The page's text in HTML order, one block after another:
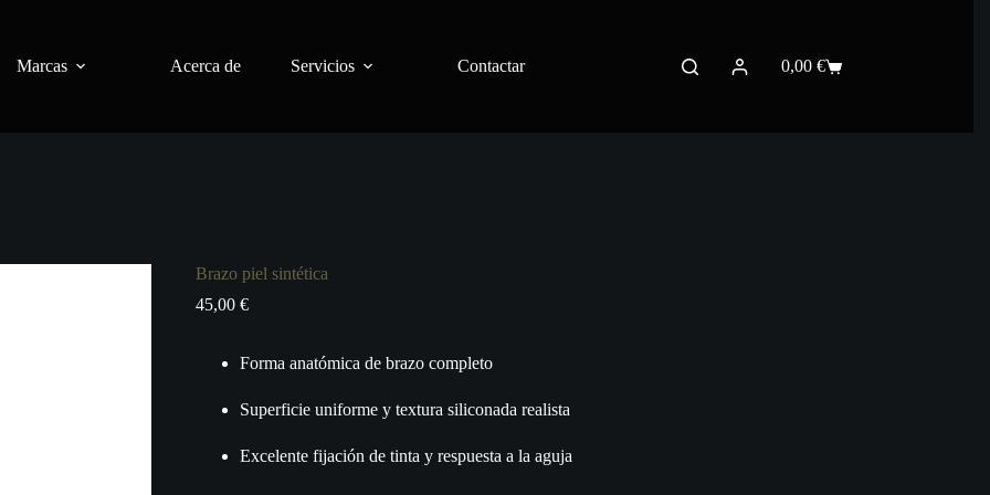
Marcas Acerca de Servicios Contactar
Carro
0,00 €
Brazo piel sintética
45,00 €
Forma anatómica de brazo completo
Superficie uniforme y textura siliconada realista
Excelente fijación de tinta y respuesta a la aguja